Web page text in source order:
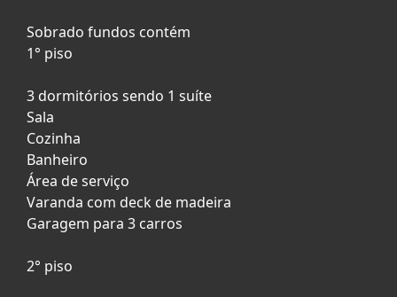
Sobrado fundos contém
1° piso
3 dormitórios sendo 1 suíte
Sala
Cozinha
Banheiro
Área de serviço
Varanda com deck de madeira
Garagem para 3 carros
2° piso